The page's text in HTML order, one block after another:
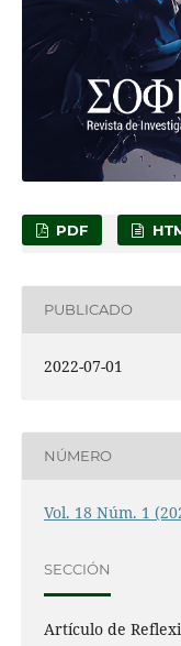
PDF
PUBLICADO
2022-07-01
NÚMERO
Vol. 18 Núm. 1
SECCIÓN
Artículo de